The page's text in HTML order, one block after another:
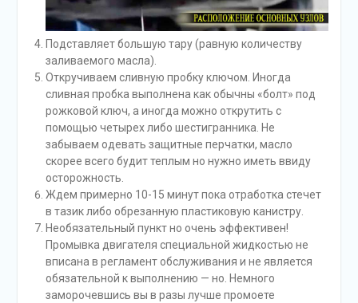
Подставляет большую тару (равную количеству
заливаемого масла).
Откручиваем сливную пробку ключом. Иногда
сливная пробка выполнена как обычны «болт» под
рожковой ключ, а иногда можно открутить с
помощью четырех либо шестигранника. Не
забываем одевать защитные перчатки, масло
скорее всего будит теплым но нужно иметь ввиду
осторожность.
Ждем примерно 10-15 минут пока отработка стечет
в тазик либо обрезанную пластиковую канистру.
Необязательный пункт но очень эффективен!
Промывка двигателя специальной жидкостью не
вписана в регламент обслуживания и не является
обязательной к выполнению — но. Немного
заморочевшись вы в разы лучше промоете